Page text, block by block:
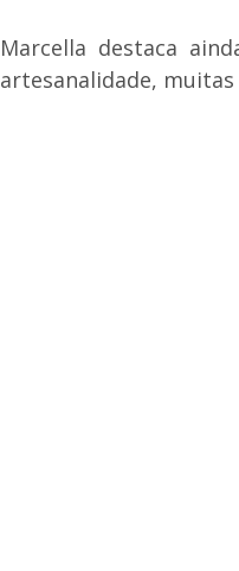
Marcella destaca
artesanalidade,